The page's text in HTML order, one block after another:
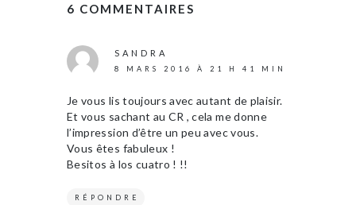
6 COMMENTAIRES
SANDRA
8 MARS 2016 À 21 H 41 MIN
Je vous lis toujours avec autant de plaisir.
Et vous sachant au CR , cela me donne
l’impression d’être un peu avec vous.
Vous êtes fabuleux !
Besitos à los cuatro ! !!
RÉPONDRE